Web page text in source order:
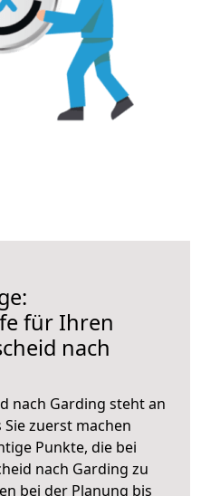
für Ihren
nach
nach Garding steht an
zuerst machen
Punkte, die bei
nach Garding zu
bei der Planung bis